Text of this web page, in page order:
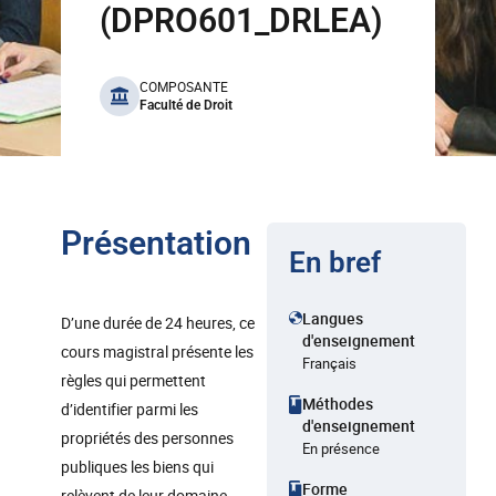
(DPRO601_DRLEA)
benefits
COMPOSANTE
Faculté de Droit
Présentation
D’une durée de 24 heures, ce
cours magistral présente les
règles qui permettent
d’identifier parmi les
propriétés des personnes
publiques les biens qui
En bref
Langues
d'enseignement
Français
Méthodes
d'enseignement
En présence
Forme